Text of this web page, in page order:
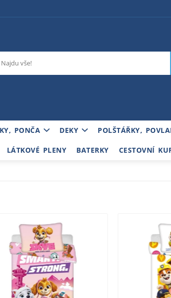
PONČA DEKY POLŠTÁŘKY,
LÁTKOVÉ PLENY BATERKY CESTOVNÍ